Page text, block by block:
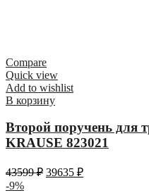
Compare
Quick view
Add to wishlist
В корзину
Второй поручень для
KRAUSE 823021
43599₽ 39635 ₽
-9%